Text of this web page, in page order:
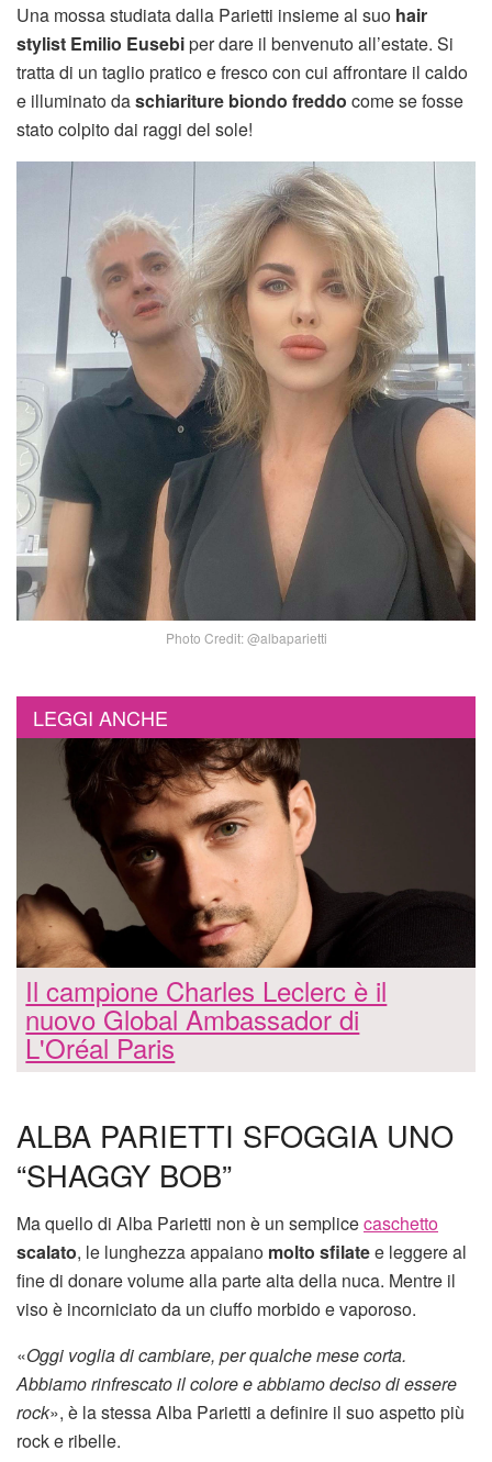
Una mossa studiata dalla Parietti insieme al suo hair
stylist Emilio Eusebiper dare il benvenuto all’estate. Si
tratta di un taglio pratico e fresco con cui affrontare il caldo
e illuminato daschiariture biondo freddo come se fosse
stato colpito dai raggi del sole!
Photo Credit: @albaparietti
LEGGI ANCHE
Il campione Charles Leclerc è il
nuovo Global Ambassador di
L'Oréal Paris
ALBA PARIETTI SFOGGIA UNO
“SHAGGY BOB”
Ma quello di Alba Parietti non è un semplicecaschetto
scalato, le lunghezza appaiano molto sfilatee leggere al
fine di donare volume alla parte alta della nuca. Mentre il
viso è incorniciato da un ciuffo morbido e vaporoso.
«Oggi voglia di cambiare, per qualche mese corta.
Abbiamo rinfrescato il colore e abbiamo deciso di essere
rock», è la stessa Alba Parietti a definire il suo aspetto più
rock e ribelle.